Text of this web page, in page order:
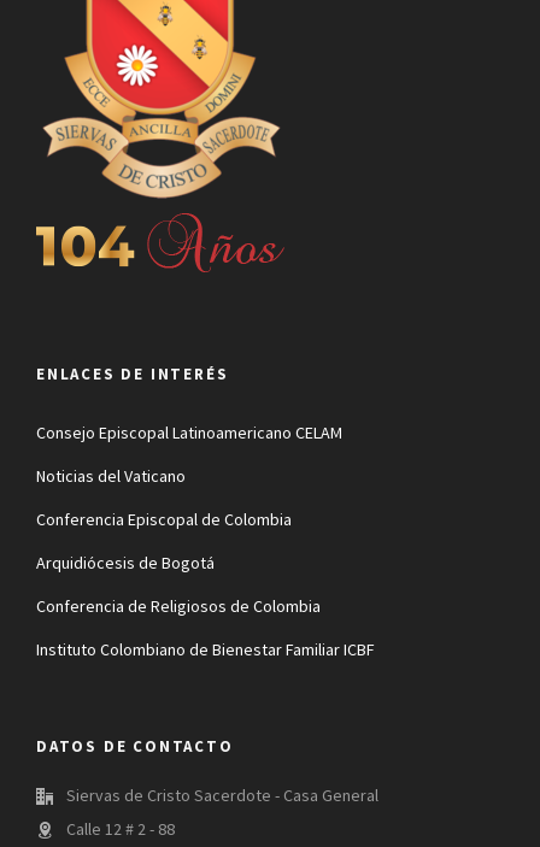
ENLACES DE INTERÉS
Consejo Episcopal Latinoamericano CELAM
Noticias del Vaticano
Conferencia Episcopal de Colombia
Arquidiócesis de Bogotá
Conferencia de Religiosos de Colombia
Instituto Colombiano de Bienestar Familiar ICBF
DATOS DE CONTACTO
Siervas de Cristo Sacerdote - Casa General
Calle 12 # 2 - 88